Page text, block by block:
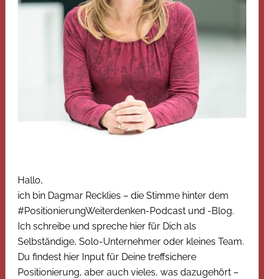
Hallo,
ich bin Dagmar Recklies – die Stimme hinter dem
#PositionierungWeiterdenken-Podcast und -Blog.
Ich schreibe und spreche hier für Dich als
Selbständige, Solo-Unternehmer oder kleines Team.
Du findest hier Input für Deine treffsichere
Positionierung, aber auch vieles, was dazugehört –